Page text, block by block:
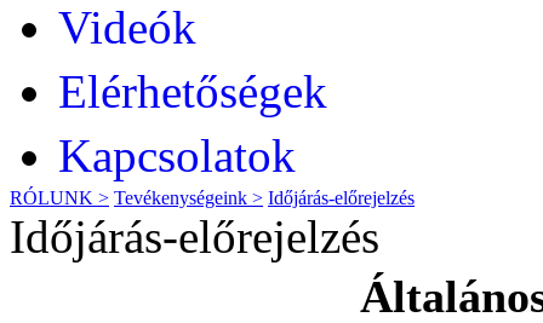
Videók
Elérhetőségek
Kapcsolatok
RÓLUNK > Tevékenységeink > Időjárás-előrejelzés
Időjárás-előrejelzés